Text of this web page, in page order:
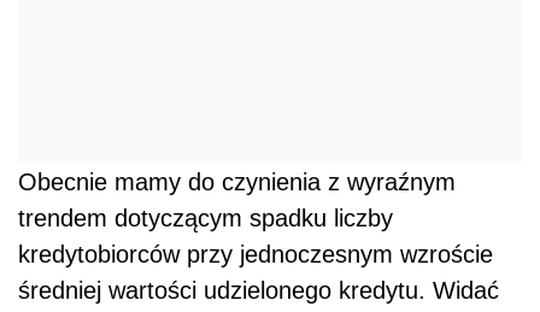
Obecnie mamy do czynienia z wyraźnym
trendem dotyczącym spadku liczby
kredytobiorców przy jednoczesnym wzroście
średniej wartości udzielonego kredytu. Widać